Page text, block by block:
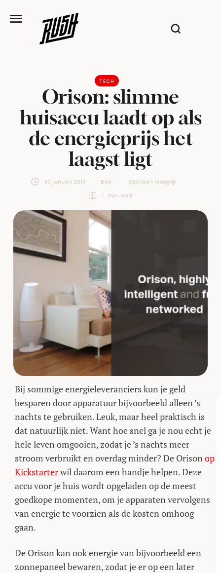
TECH
Orison: slimme
huisaccu laadt op als
de energieprijs het
laagst ligt
30 januari 2016 Door:
Bastiaan Vroegop
1
min read
Bij sommige energieleveranciers kun je geld
besparen door apparatuur bijvoorbeeld alleen ’s
nachts te gebruiken. Leuk, maar heel praktisch is
dat natuurlijk niet. Want hoe snel ga je nou echt je
hele leven omgooien, zodat je ’s nachts meer
stroom verbruikt en overdag minder? De Orisonop
Kickstarterwil daarom een handje helpen. Deze
accu voor je huis wordt opgeladen op de meest
goedkope momenten, om je apparaten vervolgens
van energie te voorzien als de kosten omhoog
gaan.
De Orison kan ook energie van bijvoorbeeld een
zonnepaneel bewaren, zodat je er op een later